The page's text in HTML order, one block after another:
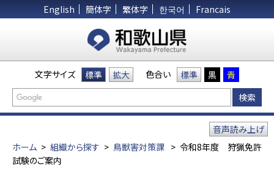
English 簡体字 繁体字 한국어 Francais
文字サイズ 標準 拡大 色合い 標準 黒 青
ホーム > 組織から探す > 鳥獣害対策課 > 令和8年度 狩猟免許
試験のご案内
音声読み上げ